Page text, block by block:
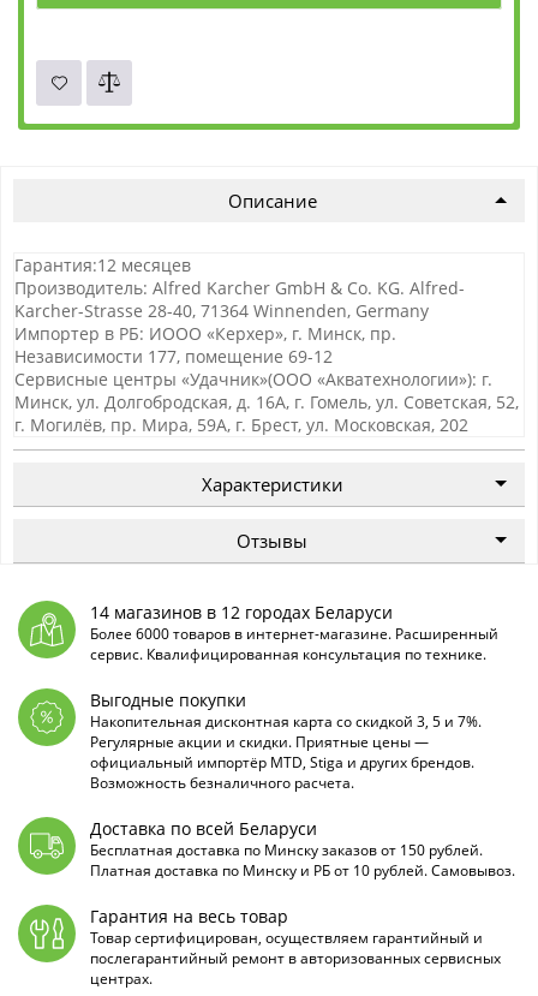
Описание
Гарантия:12 месяцев
Производитель: Alfred Karcher GmbH & Co. KG. Alfred-
Karcher-Strasse 28-40, 71364 Winnenden, Germany
Импортер в РБ: ИООО «Керхер», г. Минск, пр.
Независимости 177, помещение 69-12
Сервисные центры «Удачник»(ООО «Акватехнологии»): г.
Минск, ул. Долгобродская, д. 16А, г. Гомель, ул. Советская, 52,
г. Могилёв, пр. Мира, 59А, г. Брест, ул. Московская, 202
Характеристики
Отзывы
14 магазинов в 12 городах Беларуси
Более 6000 товаров в интернет-магазине. Расширенный
сервис. Квалифицированная консультация по технике.
Выгодные покупки
Накопительная дисконтная карта со скидкой 3, 5 и 7%.
Регулярные акции и скидки. Приятные цены —
официальный импортёр MTD, Stiga и других брендов.
Возможность безналичного расчета.
Доставка по всей Беларуси
Бесплатная доставка по Минску заказов от 150 рублей.
Платная доставка по Минску и РБ от 10 рублей. Самовывоз.
Гарантия на весь товар
Товар сертифицирован, осуществляем гарантийный и
послегарантийный ремонт в авторизованных сервисных
центрах.